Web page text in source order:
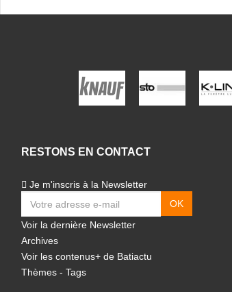
RESTONS EN CONTACT
Je m'inscris à la Newsletter
Voir la dernière Newsletter
Archives
Voir les contenus+ de Batiactu
Thèmes - Tags